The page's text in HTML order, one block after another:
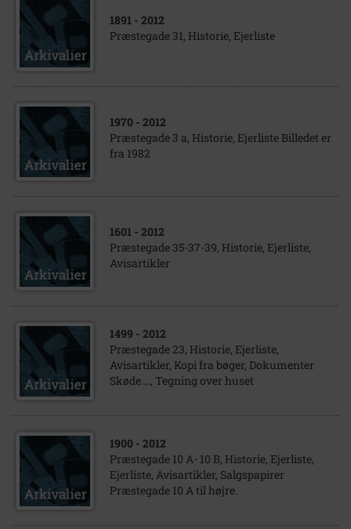
1891 - 2012
Præstegade 31, Historie, Ejerliste
1970 - 2012
Præstegade 3 a, Historie, Ejerliste Billedet er
fra 1982
1601 - 2012
Præstegade 35-37-39, Historie, Ejerliste,
Avisartikler
1499 - 2012
Præstegade 23, Historie, Ejerliste,
Avisartikler, Kopi fra bøger, Dokumenter
Skøde...., Tegning over huset
1900 - 2012
Præstegade 10 A- 10 B, Historie, Ejerliste,
Ejerliste, Avisartikler, Salgspapirer
Præstegade 10 A til højre.